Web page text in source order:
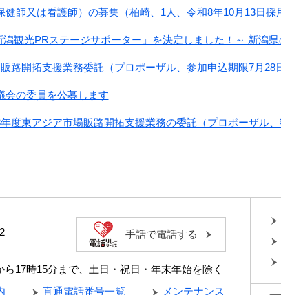
師又は看護師）の募集（柏崎、1人、令和8年10月13日採
観光PRステージサポーター」を決定しました！～ 新潟
路開拓支援業務委託（プロポーザル、参加申込期限7月28
会の委員を公募します
年度東アジア市場販路開拓支援業務の委託（プロポーザル
ら17時15分まで、土日・祝日・年末年始を除く
手話で電話する
直通電話番号一覧 メンテナンス